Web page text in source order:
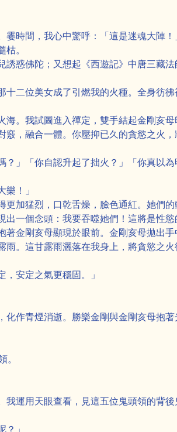
時間，我心中驚呼：「這是迷魂大陣！
。
惑佛陀；又想起《西遊記》中唐三藏
二位美女成了引燃我的火種。全身彷
。我試圖進入禪定，雙手結起金剛亥
，融合一體。你壓抑已久的貪慾之火
」「你自認升起了拙火？」「你真以
！」
加猛烈，口乾舌燥，臉色通紅。她們
一個念頭：我要吞噬她們！這將是性慾
金剛亥母顯現於眼前。金剛亥母拋出
。這甘露雨灑落在我身上，將貪慾之
安定之氣更穩固。」
作青煙消逝。勝樂金剛與金剛亥母抱
運用天眼查看，見這五位鬼頭領的背